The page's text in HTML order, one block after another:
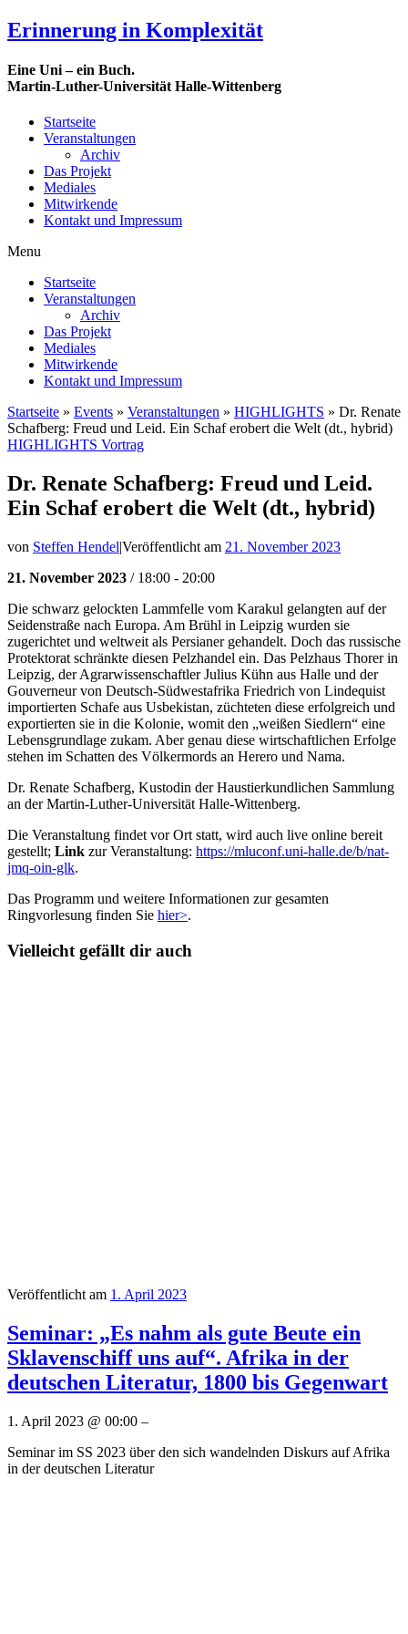
Erinnerung in Komplexität
Eine Uni – ein Buch.
Martin-Luther-Universität Halle-Wittenberg
Startseite
Veranstaltungen
Archiv
Das Projekt
Mediales
Mitwirkende
Kontakt und Impressum
Menu
Startseite
Veranstaltungen
Archiv
Das Projekt
Mediales
Mitwirkende
Kontakt und Impressum
Startseite » Events » Veranstaltungen » HIGHLIGHTS » Dr. Renate
Schafberg: Freud und Leid. Ein Schaf erobert die Welt (dt., hybrid)
HIGHLIGHTS Vortrag
Dr. Renate Schafberg: Freud und Leid.
Ein Schaf erobert die Welt (dt., hybrid)
von Steffen Hendel|Veröffentlicht am 21. November 2023
21. November 2023 / 18:00 - 20:00
Die schwarz gelockten Lammfelle vom Karakul gelangten auf der
Seidenstraße nach Europa. Am Brühl in Leipzig wurden sie
zugerichtet und weltweit als Persianer gehandelt. Doch das russische
Protektorat schränkte diesen Pelzhandel ein. Das Pelzhaus Thorer in
Leipzig, der Agrarwissenschaftler Julius Kühn aus Halle und der
Gouverneur von Deutsch-Südwestafrika Friedrich von Lindequist
importierten Schafe aus Usbekistan, züchteten diese erfolgreich und
exportierten sie in die Kolonie, womit den „weißen Siedlern“ eine
Lebensgrundlage zukam. Aber genau diese wirtschaftlichen Erfolge
stehen im Schatten des Völkermords an Herero und Nama.
Dr. Renate Schafberg, Kustodin der Haustierkundlichen Sammlung
an der Martin-Luther-Universität Halle-Wittenberg.
Die Veranstaltung findet vor Ort statt, wird auch live online bereit
gestellt; Link zur Veranstaltung: https://mluconf.uni-halle.de/b/nat-
jmq-oin-glk.
Das Programm und weitere Informationen zur gesamten
Ringvorlesung finden Sie hier>.
Vielleicht gefällt dir auch
Veröffentlicht am 1. April 2023
Seminar: „Es nahm als gute Beute ein
Sklavenschiff uns auf“. Afrika in der
deutschen Literatur, 1800 bis Gegenwart
1. April 2023 @ 00:00 –
Seminar im SS 2023 über den sich wandelnden Diskurs auf Afrika
in der deutschen Literatur